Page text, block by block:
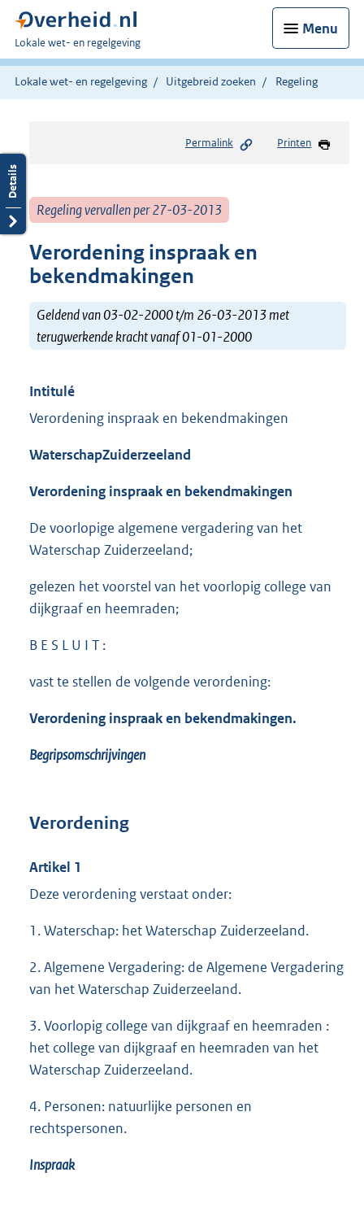
Menu
U
bent
hier:
Lokale wet- en regelgeving
Lokale wet- en regelgeving Uitgebreid zoeken Regeling
Permalink Printen
Regeling vervallen per 27-03-2013
Verordening inspraak en
bekendmakingen
Geldend van 03-02-2000 t/m 26-03-2013 met
terugwerkende kracht vanaf 01-01-2000
Intitulé
Verordening inspraak en bekendmakingen
WaterschapZuiderzeeland
Verordening inspraak en bekendmakingen
De voorlopige algemene vergadering van het
Waterschap Zuiderzeeland;
gelezen het voorstel van het voorlopig college van
dijkgraaf en heemraden;
B E S L U I T :
vast te stellen de volgende verordening:
Verordening inspraak en bekendmakingen.
Begripsomschrijvingen
Verordening
Artikel 1
Deze verordening verstaat onder:
1. Waterschap: het Waterschap Zuiderzeeland.
2. Algemene Vergadering: de Algemene Vergadering
van het Waterschap Zuiderzeeland.
3. Voorlopig college van dijkgraaf en heemraden :
het college van dijkgraaf en heemraden van het
Waterschap Zuiderzeeland.
4. Personen: natuurlijke personen en
rechtspersonen.
Inspraak